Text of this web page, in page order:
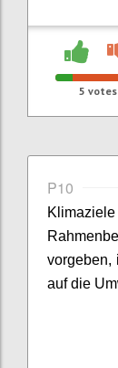
5 votes
P10
vorgeben,
auf die